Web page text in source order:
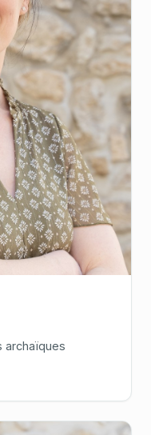
archaïques